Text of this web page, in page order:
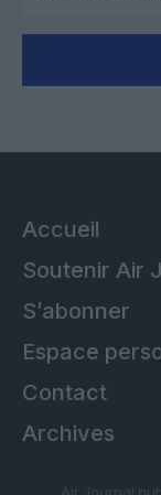
Accueil
Soutenir Air
S’abonner
Espace
Contact
Archives